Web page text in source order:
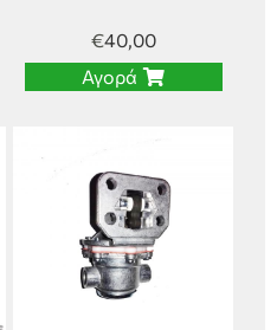
€40,00
Αγορά